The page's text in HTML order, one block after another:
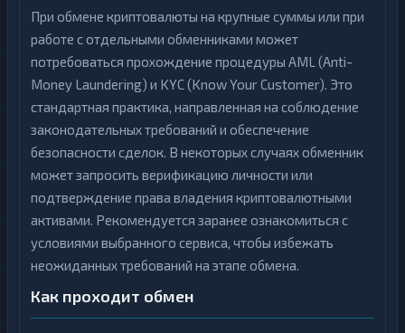
При обмене криптовалюты на крупные суммы или при
работе с отдельными обменниками может
потребоваться прохождение процедуры AML (Anti-
Money Laundering) и KYC (Know Your Customer). Это
стандартная практика, направленная на соблюдение
законодательных требований и обеспечение
безопасности сделок. В некоторых случаях обменник
может запросить верификацию личности или
подтверждение права владения криптовалютными
активами. Рекомендуется заранее ознакомиться с
условиями выбранного сервиса, чтобы избежать
неожиданных требований на этапе обмена.
Как проходит обмен